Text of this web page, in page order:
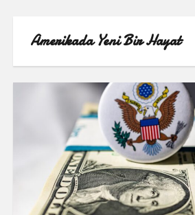
Amerikada Yeni Bir Hayat
ÖRNEK SAYFA